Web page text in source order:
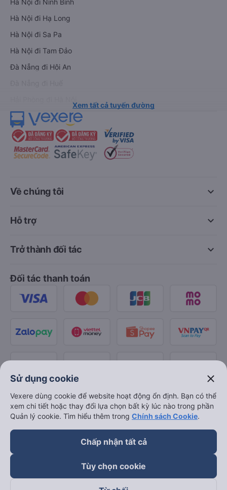
Hà Nội đi Ninh Bình
Hà Nội đi Hạ Long
Hà Nội đi Sa Pa
Hà Nội đi Tam Đảo
Đà Nẵng đi Hội An
Xem tất cả tuyến đường
keyboard_arrow_down
Về chúng tôi
keyboard_arrow_down
Hỗ trợ
keyboard_arrow_down
Trở thành đối tác
Đối tác thanh toán
Sử dụng cookie close
Vexere dùng cookie để website hoạt động ổn định. Bạn có thể
xem chi tiết hoặc thay đổi lựa chọn bất kỳ lúc nào trong phần
Quản lý cookie. Tìm hiểu thêm trong Chính sách Cookie.
Chấp nhận tất cả
Tùy chọn cookie